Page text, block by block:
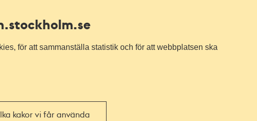
.stockholm.se
för att sammanställa statistik och för att webbplatsen ska
kakor vi får använda